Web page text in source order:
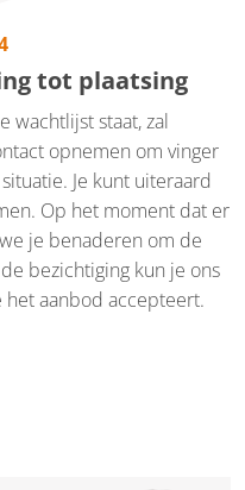
tot plaatsing
wachtlijst staat, zal
opnemen om vinger
Je kunt uiteraard
Op het moment dat er
je benaderen om de
bezichtiging kun je ons
aanbod accepteert.